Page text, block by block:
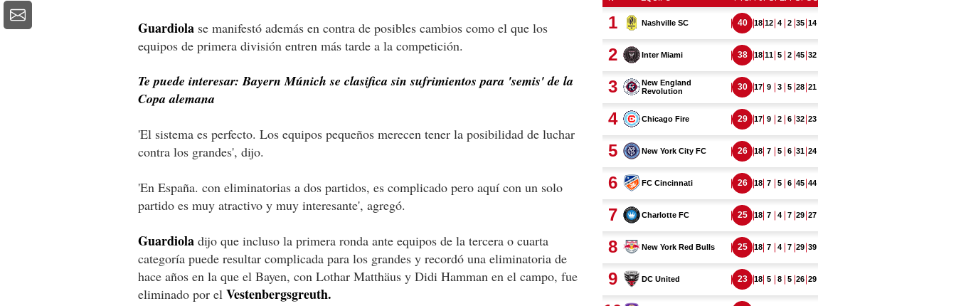
Guardiola se manifestó además en contra de posibles cambios como el que los
equipos de primera división entren más tarde a la competición.
Te puede interesar: Bayern Múnich se clasifica sin sufrimientos para 'semis' de la
Copa alemana
'El sistema es perfecto. Los equipos pequeños merecen tener la posibilidad de luchar
contra los grandes', dijo.
'En España. con eliminatorias a dos partidos, es complicado pero aquí con un solo
partido es muy atractivo y muy interesante', agregó.
Guardiola dijo que incluso la primera ronda ante equipos de la tercera o cuarta
categoría puede resultar complicada para los grandes y recordó una eliminatoria de
hace años en la que el Bayen, con Lothar Matthäus y Didi Hamman en el campo, fue
eliminado por el Vestenbergsgreuth.